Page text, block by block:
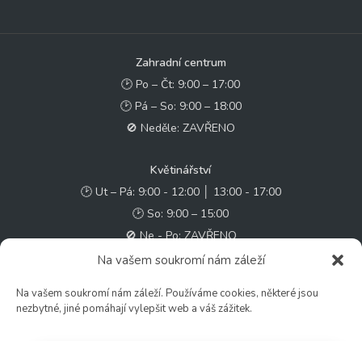
Na vašem soukromí nám záleží
Na vašem soukromí nám záleží. Používáme cookies, některé jsou
nezbytné, jiné pomáhají vylepšit web a váš zážitek.
Zahradní centrum
🕑 Po – Čt: 9:00 – 17:00
🕑 Pá – So: 9:00 – 18:00
🚫 Neděle: ZAVŘENO
Květinářství
🕑 Ut – Pá: 9:00 - 12:00 │ 13:00 - 17:00
🕑 So: 9:00 – 15:00
🚫 Ne - Po: ZAVŘENO
✉️ e-shop@zcstrakovo.cz